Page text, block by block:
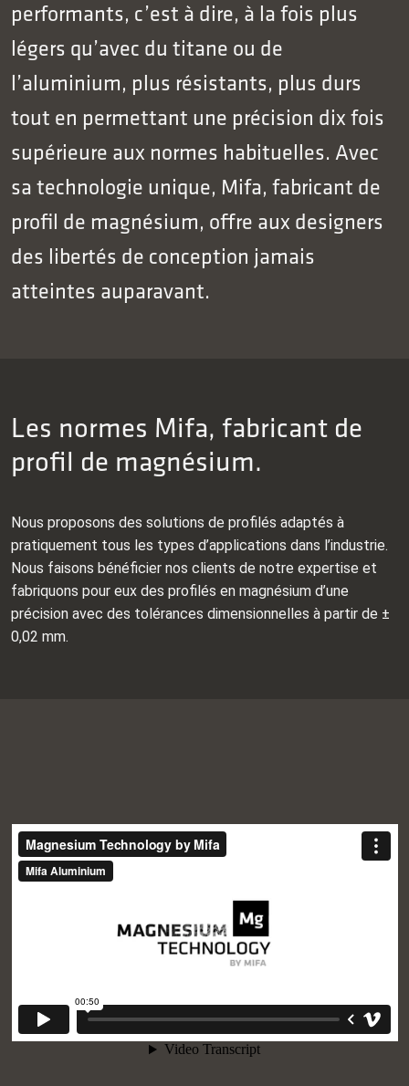
performants, c’est à dire, à la fois plus
légers qu’avec du titane ou de
l’aluminium, plus résistants, plus durs
tout en permettant une précision dix fois
supérieure aux normes habituelles. Avec
sa technologie unique, Mifa, fabricant de
profil de magnésium, offre aux designers
des libertés de conception jamais
atteintes auparavant.
Les normes Mifa, fabricant de
profil de magnésium.
Nous proposons des solutions de profilés adaptés à
pratiquement tous les types d’applications dans l’industrie.
Nous faisons bénéficier nos clients de notre expertise et
fabriquons pour eux des profilés en magnésium d’une
précision avec des tolérances dimensionnelles à partir de ±
0,02 mm.